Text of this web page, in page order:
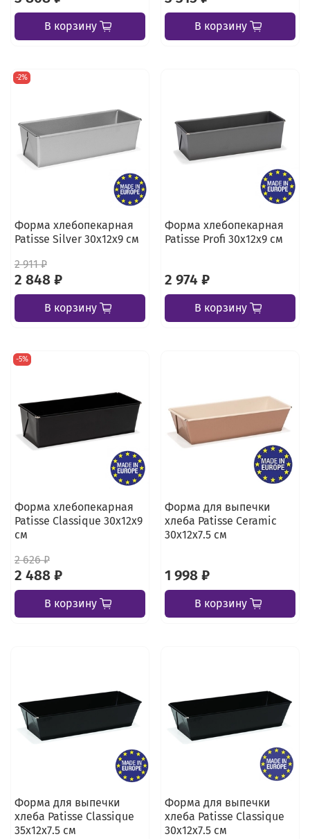
В корзину В корзину
-2%
Форма хлебопекарная
Patisse Silver 30х12х9 см
2 911 ₽
2 848 ₽
В корзину
Форма хлебопекарная
Patisse Profi 30х12х9 см
2 974 ₽
В корзину
-5%
Форма хлебопекарная
Patisse Classique 30х12х9
см
2 626 ₽
2 488 ₽
В корзину
Форма для выпечки
хлеба Patisse Ceramic
30х12х7.5 см
1 998 ₽
В корзину
Форма для выпечки
хлеба Patisse Classique
35х12х7.5 см
Форма для выпечки
хлеба Patisse Classique
30х12х7.5 см